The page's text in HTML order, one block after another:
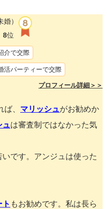
婚）
8位
介で交際
活パーティーで交際
プロフィール詳細＞＞
、 マリッシュがお勧めか
ュは審査制ではなかった気
です。アンジュは使った
もお勧めです。私は長ら